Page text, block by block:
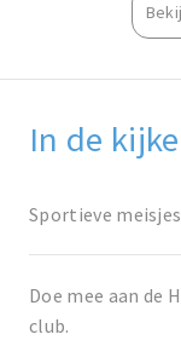
In de
Sportieve
Doe mee aan de
club.